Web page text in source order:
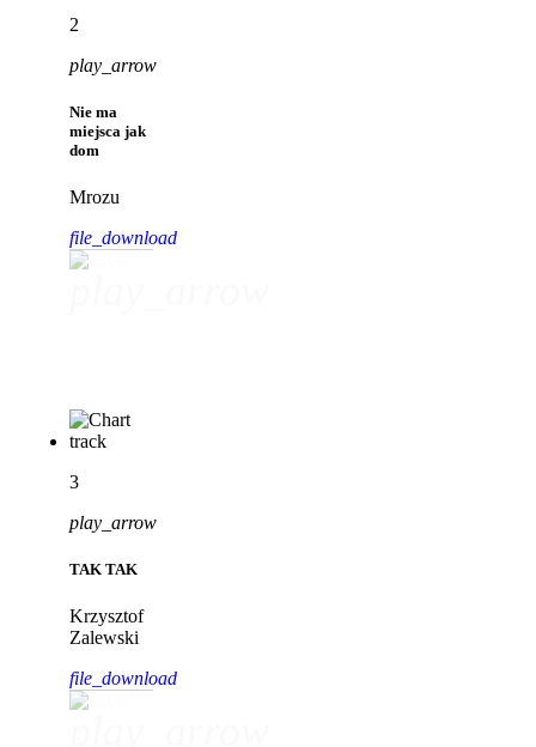
2
play_arrow
Nie ma
miejsca jak
dom
Mrozu
file_download
3
play_arrow
TAK TAK
Krzysztof
Zalewski
file_download